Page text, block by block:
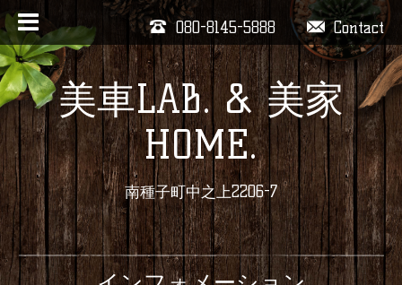
Contact
080-8145-5888
美車LAB. & 美家
HOME.
南種子町中之上2206-7